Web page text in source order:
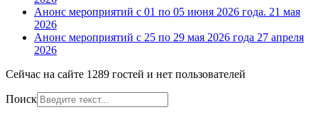
Анонс мероприятий с 01 по 05 июня 2026 года. 21 мая
2026
Анонс мероприятий с 25 по 29 мая 2026 года 27 апреля
2026
Сейчас на сайте 1289 гостей и нет пользователей
Поиск